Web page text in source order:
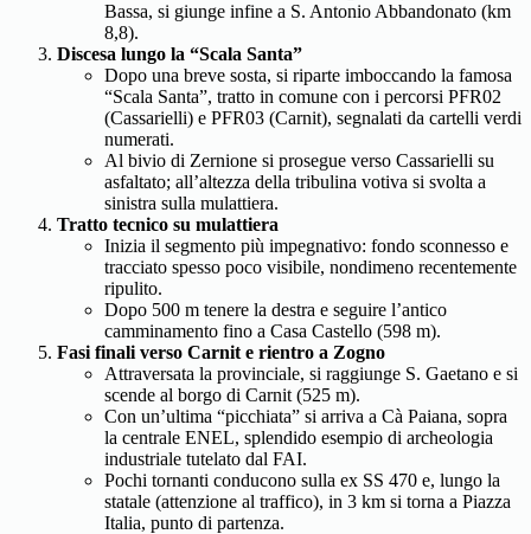
Bassa, si giunge infine a S. Antonio Abbandonato (km
8,8).
Discesa lungo la “Scala Santa”
Dopo una breve sosta, si riparte imboccando la famosa
“Scala Santa”, tratto in comune con i percorsi PFR02
(Cassarielli) e PFR03 (Carnit), segnalati da cartelli verdi
numerati.
Al bivio di Zernione si prosegue verso Cassarielli su
asfaltato; all’altezza della tribulina votiva si svolta a
sinistra sulla mulattiera.
Tratto tecnico su mulattiera
Inizia il segmento più impegnativo: fondo sconnesso e
tracciato spesso poco visibile, nondimeno recentemente
ripulito.
Dopo 500 m tenere la destra e seguire l’antico
camminamento fino a Casa Castello (598 m).
Fasi finali verso Carnit e rientro a Zogno
Attraversata la provinciale, si raggiunge S. Gaetano e si
scende al borgo di Carnit (525 m).
Con un’ultima “picchiata” si arriva a Cà Paiana, sopra
la centrale ENEL, splendido esempio di archeologia
industriale tutelato dal FAI.
Pochi tornanti conducono sulla ex SS 470 e, lungo la
statale (attenzione al traffico), in 3 km si torna a Piazza
Italia, punto di partenza.